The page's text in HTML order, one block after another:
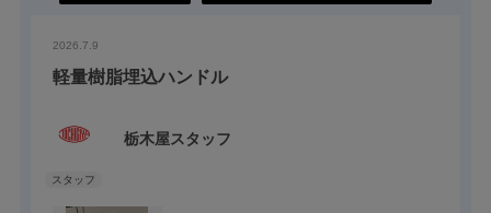
2026.7.9
軽量樹脂埋込ハンドル
栃木屋スタッフ